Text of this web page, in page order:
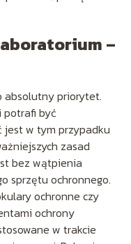
–
absolutny priorytet.
potrafi być
jest w tym przypadku
zasad
bez wątpienia
sprzętu ochronnego.
ochronne czy
ochrony
w trakcie